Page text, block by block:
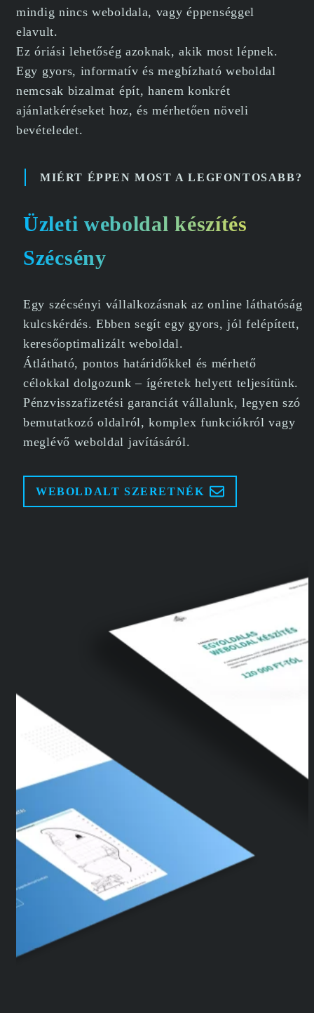
mindig nincs weboldala, vagy éppenséggel
elavult.
Ez óriási lehetőség azoknak, akik most lépnek.
Egy gyors, informatív és megbízható weboldal
nemcsak bizalmat épít, hanem konkrét
ajánlatkéréseket hoz, és mérhetően növeli
bevételedet.
MIÉRT ÉPPEN MOST A LEGFONTOSABB?
Üzleti weboldal készítés
Szécsény
Egy szécsényi vállalkozásnak az online láthatóság
kulcskérdés. Ebben segít egy gyors, jól felépített,
keresőoptimalizált weboldal.
Átlátható, pontos határidőkkel és mérhető
célokkal dolgozunk – ígéretek helyett teljesítünk.
Pénzvisszafizetési garanciát vállalunk, legyen szó
bemutatkozó oldalról, komplex funkciókról vagy
meglévő weboldal javításáról.
WEBOLDALT SZERETNÉK